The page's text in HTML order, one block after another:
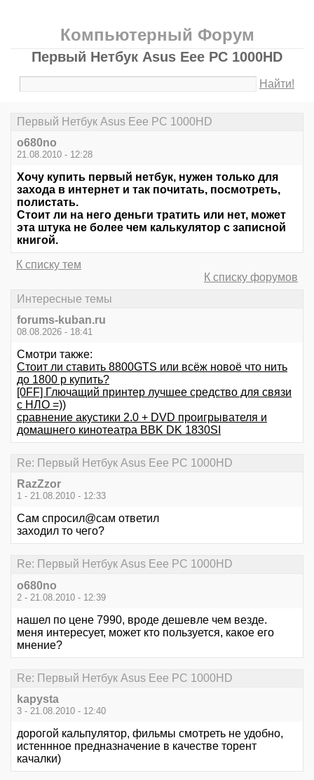
Компьютерный Форум
Первый Нетбук Asus Eee PC 1000HD
Найти!
Первый Нетбук Asus Eee PC 1000HD
o680no
21.08.2010 - 12:28
Хочу купить первый нетбук, нужен только для
захода в интернет и так почитать, посмотреть,
полистать.
Стоит ли на него деньги тратить или нет, может
эта штука не более чем калькулятор с записной
книгой.
К списку тем
К списку форумов
Интересные темы
forums-kuban.ru
08.08.2026 - 18:41
Смотри также:
Стоит ли ставить 8800GTS или всёж новоё что нить
до 1800 р купить?
[0FF] Глючащий принтер лучшее средство для связи
с НЛО =))
сравнение акустики 2.0 + DVD проигрывателя и
домашнего кинотеатра BBK DK 1830SI
Re: Первый Нетбук Asus Eee PC 1000HD
RazZzor
1 - 21.08.2010 - 12:33
Сам спросил@сам ответил
заходил то чего?
Re: Первый Нетбук Asus Eee PC 1000HD
o680no
2 - 21.08.2010 - 12:39
нашел по цене 7990, вроде дешевле чем везде.
меня интересует, может кто пользуется, какое его
мнение?
Re: Первый Нетбук Asus Eee PC 1000HD
kapysta
3 - 21.08.2010 - 12:40
дорогой кальпулятор, фильмы смотреть не удобно,
истеннное предназначение в качестве торент
качалки)